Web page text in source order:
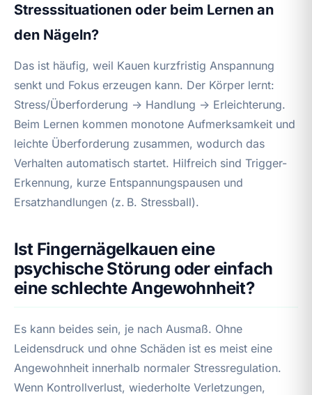
Stresssituationen oder beim Lernen an
den Nägeln?
Das ist häufig, weil Kauen kurzfristig Anspannung
senkt und Fokus erzeugen kann. Der Körper lernt:
Stress/Überforderung → Handlung → Erleichterung.
Beim Lernen kommen monotone Aufmerksamkeit und
leichte Überforderung zusammen, wodurch das
Verhalten automatisch startet. Hilfreich sind Trigger-
Erkennung, kurze Entspannungspausen und
Ersatzhandlungen (z. B. Stressball).
Ist Fingernägelkauen eine
psychische Störung oder einfach
eine schlechte Angewohnheit?
Es kann beides sein, je nach Ausmaß. Ohne
Leidensdruck und ohne Schäden ist es meist eine
Angewohnheit innerhalb normaler Stressregulation.
Wenn Kontrollverlust, wiederholte Verletzungen,